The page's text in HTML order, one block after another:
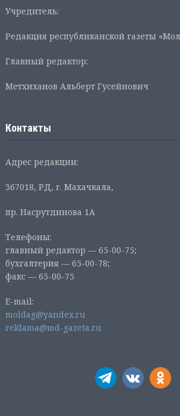
Учредитель:
Редакция республиканской газеты
Главный редактор:
Метхиханов Альберт Гусейнович
Контакты
Адрес редакции:
367018, РД, г. Махачкала,
пр. Насрутдинова 1А
Телефоны:
главный редактор — 65-00-75;
бухгалтерия — 65-00-78;
факс — 65-00-75
E-mail:
moldag@yandex.ru
reklama@md-gazeta.ru